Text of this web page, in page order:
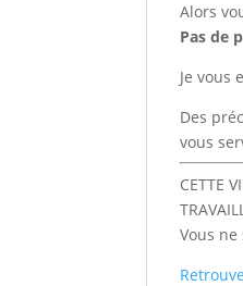
Alors
Pas de
Je vous
Des
vous
CETTE
Vous